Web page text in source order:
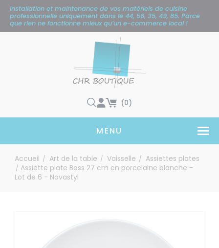
Installation et maintenance de vos matériels de cuisine
professionnelle uniquement dans le 44, 56, 35, 49, 85. Parce
que rien ne fonctionne mieux qu’un e-commerce local !
(0)
MENU
Accueil / Art de la table / Vaisselle / Assiettes plates
/ Assiette plate Boss 27 cm en porcelaine blanche -
Lot de 6 - Novastyl
Panneau de gestion des cookies